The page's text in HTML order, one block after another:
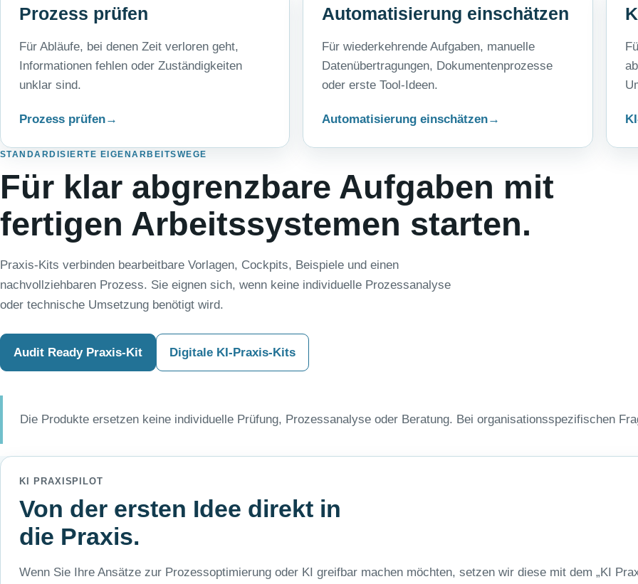
Prozess prüfen
Für Abläufe, bei denen Zeit verloren geht,
Informationen fehlen oder Zuständigkeiten
unklar sind.
Prozess prüfen
Automatisierung einschätzen
Für wiederkehrende Aufgaben, manuelle
Datenübertragungen, Dokumentenprozesse
oder erste Tool-Ideen.
Automatisierung einschätzen
STANDARDISIERTE EIGENARBEITSWEGE
Für klar abgrenzbare Aufgaben mit
fertigen Arbeitssystemen starten.
Praxis-Kits verbinden bearbeitbare Vorlagen, Cockpits, Beispiele und einen
nachvollziehbaren Prozess. Sie eignen sich, wenn keine individuelle Prozessanalyse
oder technische Umsetzung benötigt wird.
Audit Ready Praxis-Kit Digitale KI-Praxis-Kits
Die Produkte ersetzen keine individuelle Prüfung, Prozessanalyse oder Beratung. Bei organisationsspezifischen
KI PRAXISPILOT
Von der ersten Idee direkt in
die Praxis.
Wenn Sie Ihre Ansätze zur Prozessoptimierung oder KI greifbar machen möchten, setzen wir diese mit dem „KI